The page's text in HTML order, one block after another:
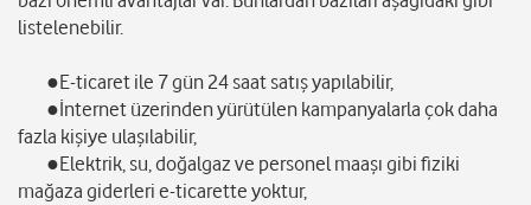
listelenebilir.
●E-ticaret ile 7 gün 24 saat satış yapılabilir,
●İnternet üzerinden yürütülen kampanyalarla çok daha
fazla kişiye ulaşılabilir,
●Elektrik, su, doğalgaz ve personel maaşı gibi fiziki
mağaza giderleri e-ticarette yoktur,